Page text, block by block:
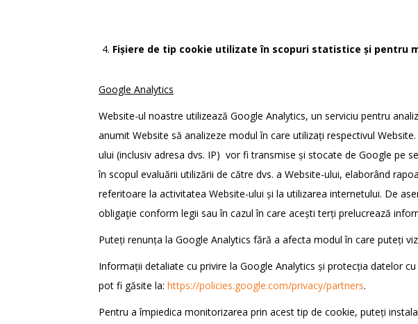
Fișiere de tip cookie utilizate în scopuri statistice și pentru
Google Analytics
Website-ul noastre utilizează Google Analytics, un serviciu pentru
anumit Website să analizeze modul în care utilizați respectivul
ului (inclusiv adresa dvs. IP) vor fi transmise și stocate de Google pe
în scopul evaluării utilizării de către dvs. a Website-ului, elaborând
referitoare la activitatea Website-ului și la utilizarea internetului. De
obligaţie conform legii sau în cazul în care acești terți prelucrează
Puteți renunța la Google Analytics fără a afecta modul în care puteți
Informații detaliate cu privire la Google Analytics și protecția datelor
pot fi găsite la: https://policies.google.com/privacy/partners.
Pentru a împiedica monitorizarea prin acest tip de cookie, puteți